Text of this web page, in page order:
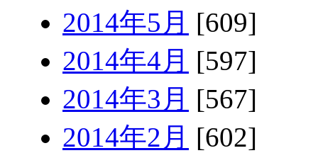
2014年5月 [609]
2014年4月 [597]
2014年3月 [567]
2014年2月 [602]